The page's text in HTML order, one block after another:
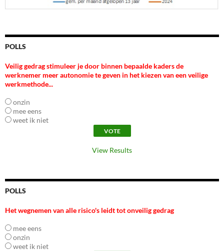
POLLS
Veilig gedrag stimuleer je door binnen bepaalde kaders de
werknemer meer autonomie te geven in het kiezen van een veilige
werkmethode...
onzin
mee eens
weet ik niet
View Results
POLLS
Het wegnemen van alle risico's leidt tot onveilig gedrag
mee eens
onzin
weet ik niet